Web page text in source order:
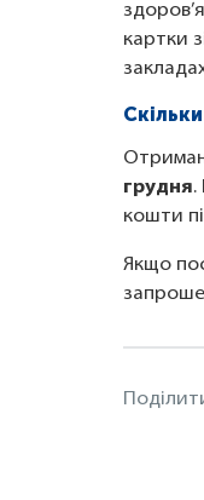
картки
грудня.
кошти
Якщо